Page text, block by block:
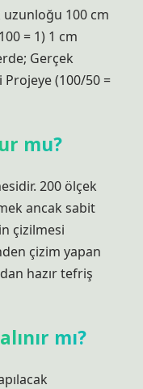
uzunloğu 100 cm
= 1) 1 cm
Gerçek
(100/50 =
mu?
200 ölçek
ancak sabit
çizilmesi
çizim yapan
hazır tefriş
mı?